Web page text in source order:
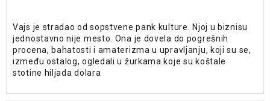
Vajs je stradao od sopstvene pank kulture. Njoj u biznisu
jednostavno nije mesto. Ona je dovela do pogrešnih
procena, bahatosti i amaterizma u upravljanju, koji su se,
između ostalog, ogledali u žurkama koje su koštale
stotine hiljada dolara